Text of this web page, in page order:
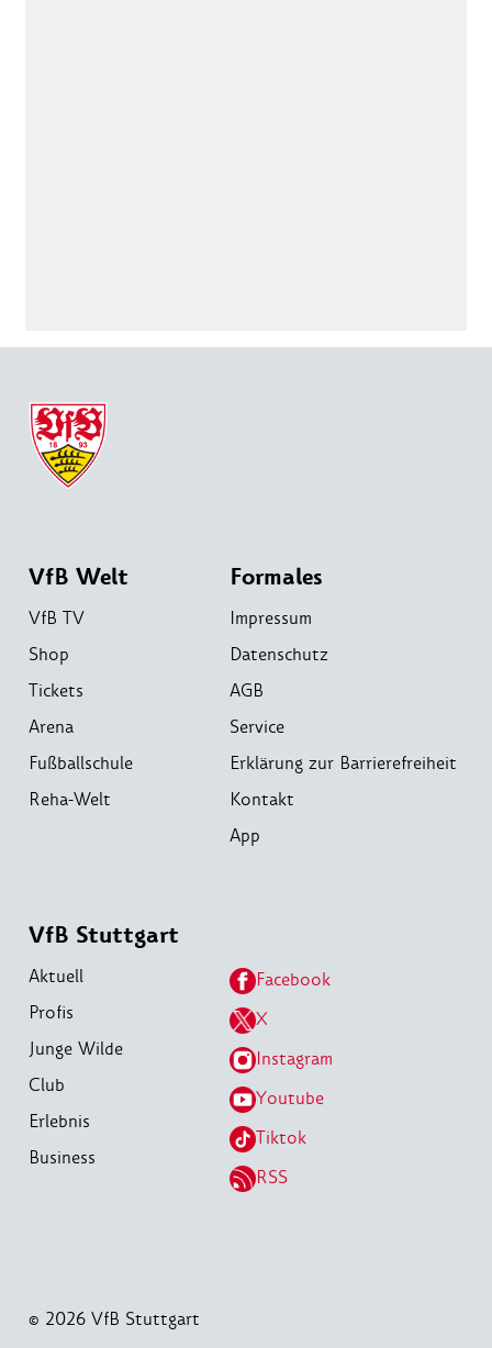
VfB Welt
VfB TV
Shop
Tickets
Arena
Fußballschule
Reha-Welt
Formales
Impressum
Datenschutz
AGB
Service
Erklärung zur Barrierefreiheit
Kontakt
App
VfB Stuttgart
Aktuell
Profis
Junge Wilde
Club
Erlebnis
Business
Facebook
X
Instagram
Youtube
Tiktok
RSS
© 2026 VfB Stuttgart